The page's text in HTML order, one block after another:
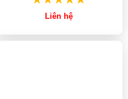
Liên hệ